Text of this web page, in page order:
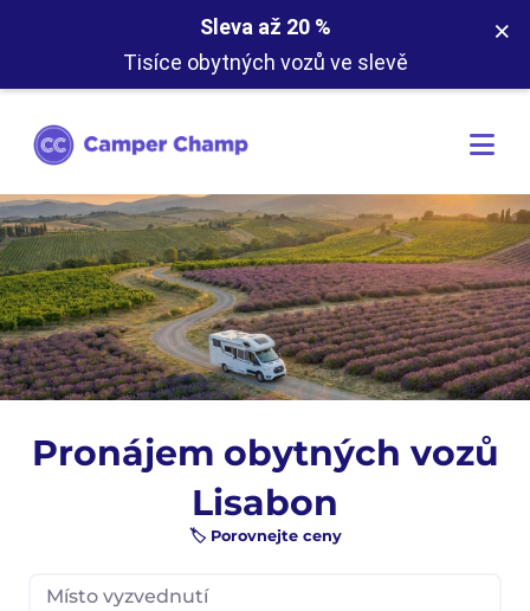
Sleva až 20 %
Tisíce obytných vozů ve slevě
×
Pronájem obytných vozů
Lisabon
🏷️ Porovnejte ceny
Místo vyzvednutí